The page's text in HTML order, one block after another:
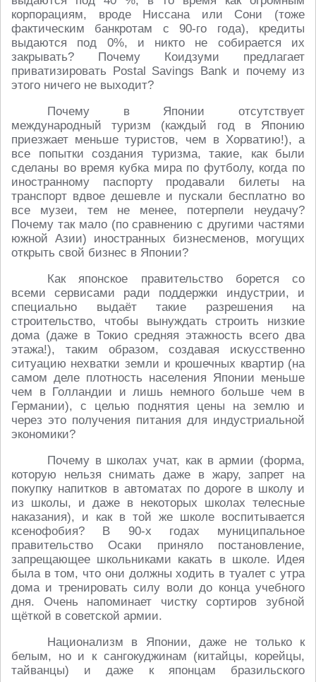
корпорациям, вроде Ниссана или Сони (тоже
фактическим банкротам с 90-го года), кредиты
выдаются под 0%, и никто не собирается их
закрывать? Почему Коидзуми предлагает
приватизировать Postal Savings Bank и почему из
этого ничего не выходит?
Почему в Японии отсутствует
международный туризм (каждый год в Японию
приезжает меньше туристов, чем в Хорватию!), а
все попытки создания туризма, такие, как были
сделаны во время кубка мира по футболу, когда по
иностранному паспорту продавали билеты на
транспорт вдвое дешевле и пускали бесплатно во
все музеи, тем не менее, потерпели неудачу?
Почему так мало (по сравнению с другими частями
южной Азии) иностранных бизнесменов, могущих
открыть свой бизнес в Японии?
Как японское правительство борется со
всеми сервисами ради поддержки индустрии, и
специально выдаёт такие разрешения на
строительство, чтобы вынуждать строить низкие
дома (даже в Токио средняя этажность всего два
этажа!), таким образом, создавая искусственно
ситуацию нехватки земли и крошечных квартир (на
самом деле плотность населения Японии меньше
чем в Голландии и лишь немного больше чем в
Германии), с целью поднятия цены на землю и
через это получения питания для индустриальной
экономики?
Почему в школах учат, как в армии (форма,
которую нельзя снимать даже в жару, запрет на
покупку напитков в автоматах по дороге в школу и
из школы, и даже в некоторых школах телесные
наказания), и как в той же школе воспитывается
ксенофобия? В 90-х годах муниципальное
правительство Осаки приняло постановление,
запрещающее школьниками какать в школе. Идея
была в том, что они должны ходить в туалет с утра
дома и тренировать силу воли до конца учебного
дня. Очень напоминает чистку сортиров зубной
щёткой в советской армии.
Национализм в Японии, даже не только к
белым, но и к сангокуджинам (китайцы, корейцы,
тайванцы) и даже к японцам бразильского